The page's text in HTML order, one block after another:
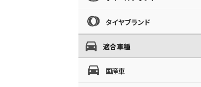
タイヤブランド
適合車種
国産車